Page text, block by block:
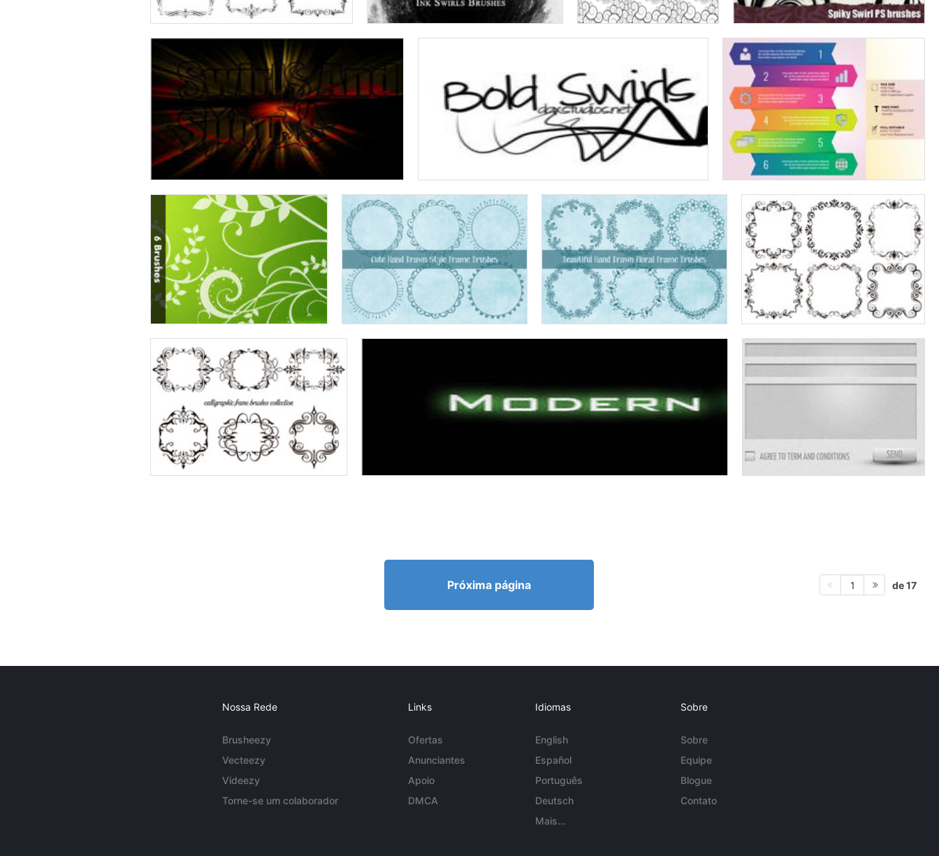
Próxima página 1 de 17
Nossa Rede
Brusheezy
Vecteezy
Videezy
Torne-se um colaborador
Links
Ofertas
Anunciantes
Apoio
DMCA
Idiomas
English
Español
Português
Deutsch
Mais...
Sobre
Sobre
Equipe
Blogue
Contato